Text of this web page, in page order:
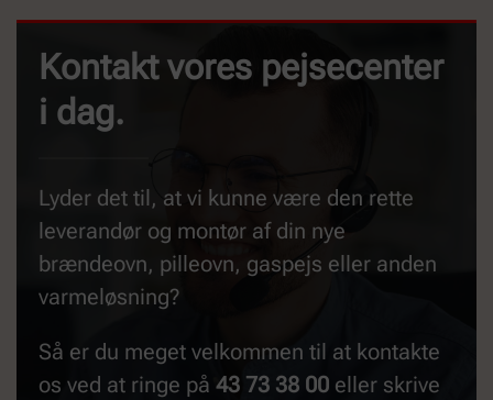
Kontakt vores pejsecenter
i dag.
Lyder det til, at vi kunne være den rette
leverandør og montør af din nye
brændeovn, pilleovn, gaspejs eller anden
varmeløsning?
Så er du meget velkommen til at kontakte
os ved at ringe på 43 73 38 00 eller skrive